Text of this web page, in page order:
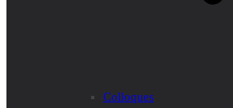
Colloques